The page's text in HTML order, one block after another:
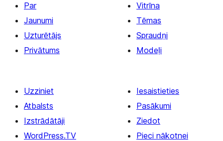
Par
Jaunumi
Uzturētājs
Privātums
Vitrīna
Tēmas
Spraudņi
Modeļi
Uzziniet
Atbalsts
Izstrādātāji
WordPress.TV
Iesaistieties
Pasākumi
Ziedot
Pieci nākotnei